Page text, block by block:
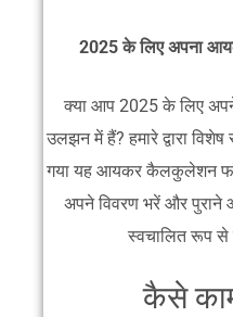
2025 के लिए अपना
क्या आप 2025 के लिए
उलझन में हैं? हमारे द्वारा
गया यह आयकर कैलकुलेशन
अपने विवरण भरें और
स्वचालित रूप से
कैसे